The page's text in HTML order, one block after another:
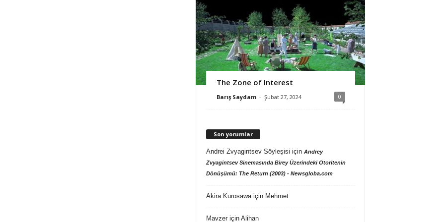
The Zone of Interest
Barış Saydam - Şubat 27, 2024 0
Son yorumlar
Andrei Zvyagintsev Söyleşisi için Andrey
Zvyagintsev Sinemasında Birey Üzerindeki Otoritenin
Dönüşümü: The Return (2003) - Newsgloba.com
Akira Kurosawaiçin Mehmet
Mavzeriçin Alihan